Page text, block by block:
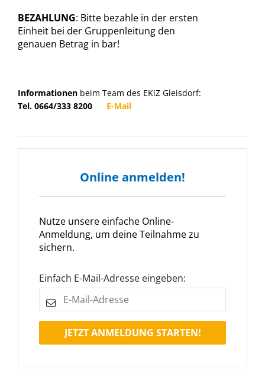
BEZAHLUNG: Bitte bezahle in der ersten
Einheit bei der Gruppenleitung den
genauen Betrag in bar!
Informationen beim Team des EKiZ Gleisdorf:
Tel. 0664/333 8200
E-Mail
Online anmelden!
Nutze unsere einfache Online-
Anmeldung, um deine Teilnahme zu
sichern.
Einfach E-Mail-Adresse eingeben:
JETZT ANMELDUNG STARTEN!